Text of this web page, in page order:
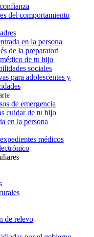
del comportamiento
en la persona
de la preparatori
de tu hijo
sociales
para adolescentes y
de emergencia
cuidar de tu hijo
en la persona
médicos
de relevo